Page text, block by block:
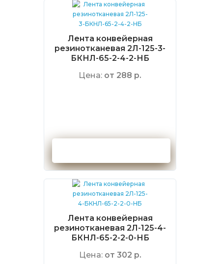
Лента конвейерная
резинотканевая 2Л-125-3-
БКНЛ-65-2-4-2-НБ
Цена: от 288 р.
Лента конвейерная
резинотканевая 2Л-125-4-
БКНЛ-65-2-2-0-НБ
Цена: от 302 р.